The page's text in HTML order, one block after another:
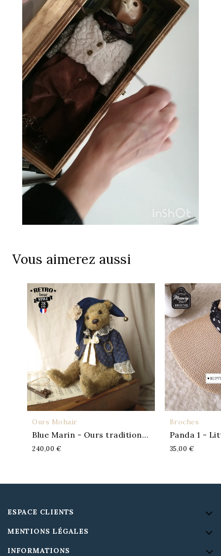
Vous aimerez aussi
APERÇU
Ours Mohair
Blue Marin - Ours traditionnel
240,00 €
Broches
Panda 1 -
35,00 €
ESPACE CLIENTS
MENTIONS LÉGALES
INFORMATIONS